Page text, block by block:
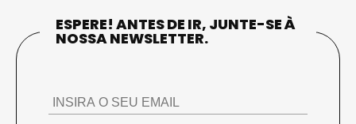
ESPERE! ANTES DE IR, JUNTE-SE À
NOSSA NEWSLETTER.